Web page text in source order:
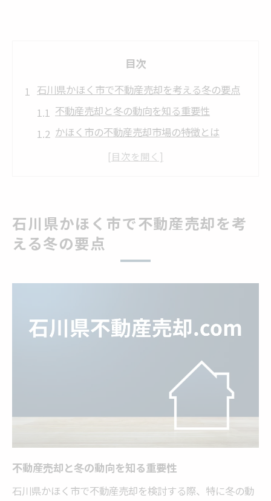
目次
石川県かほく市で不動産売却を考える冬の要点
不動産売却と冬の動向を知る重要性
かほく市の不動産売却市場の特徴とは
冬季に不動産売却を検討するメリット
冬の動向から読むかほく市不動産売却相場
冬の動向が不動産売却相場に与える影響
かほく市の実勢データから見る冬の傾向
不動産売却を有利に進める冬の秘訣
冬季の不動産売却で注意すべき点
冬に不動産売却相場を把握する方法
かほく市の売却価格動向を冬に分析
不動産売却で冬に重視すべき要素
冬の成約事例から見る相場の目安
かほく市の不動産売却と冬季市場の関係性
冬季市場が不動産売却に及ぼす影響
石川県かほく市で不動産売却を考
える冬の要点
不動産売却と冬の動向を知る重要性
石川県かほく市で不動産売却を検討する際、特に冬の動